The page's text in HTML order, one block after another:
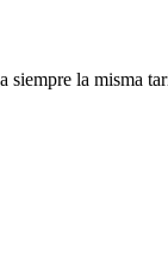
siempre la misma